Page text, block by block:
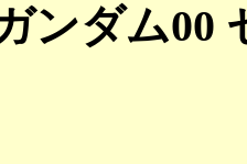
ンダム00